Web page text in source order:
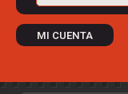
MI CUENTA